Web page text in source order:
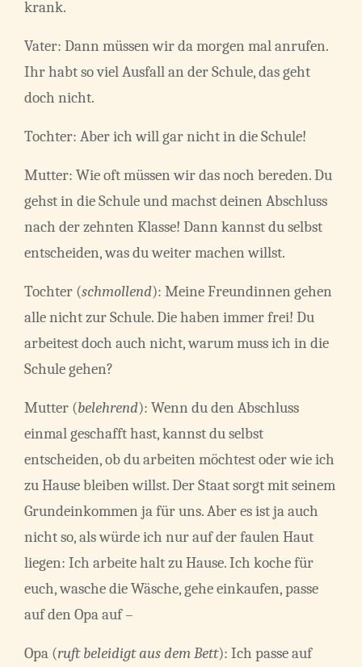
krank.
Vater: Dann müssen wir da morgen mal anrufen.
Ihr habt so viel Ausfall an der Schule, das geht
doch nicht.
Tochter: Aber ich will gar nicht in die Schule!
Mutter: Wie oft müssen wir das noch bereden. Du
gehst in die Schule und machst deinen Abschluss
nach der zehnten Klasse! Dann kannst du selbst
entscheiden, was du weiter machen willst.
Tochter (schmollend): Meine Freundinnen gehen
alle nicht zur Schule. Die haben immer frei! Du
arbeitest doch auch nicht, warum muss ich in die
Schule gehen?
Mutter (belehrend): Wenn du den Abschluss
einmal geschafft hast, kannst du selbst
entscheiden, ob du arbeiten möchtest oder wie ich
zu Hause bleiben willst. Der Staat sorgt mit seinem
Grundeinkommen ja für uns. Aber es ist ja auch
nicht so, als würde ich nur auf der faulen Haut
liegen: Ich arbeite halt zu Hause. Ich koche für
euch, wasche die Wäsche, gehe einkaufen, passe
auf den Opa auf –
Opa (ruft beleidigt aus dem Bett): Ich passe auf